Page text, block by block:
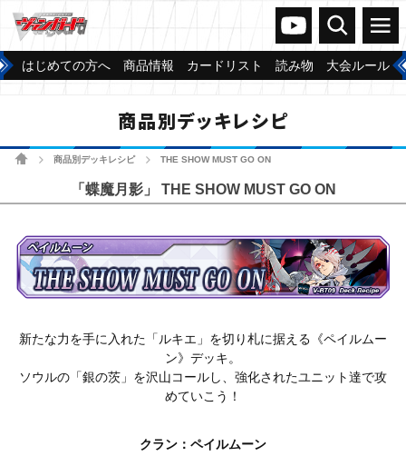
ヴァンガードch
検索 メニュー
はじめての方へ 商品情報 カードリスト 読み物 大会ルール
商品別デッキレシピ
ホーム商品別デッキレシピ THE SHOW MUST GO ON
「蝶魔月影」 THE SHOW MUST GO ON
新たな力を手に入れた「ルキエ」を切り札に据える《ペイルムー
ン》デッキ。
ソウルの「銀の茨」を沢山コールし、強化されたユニット達で攻
めていこう！
クラン：ペイルムーン